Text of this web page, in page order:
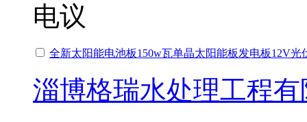
电议
全新太阳能电池板150w瓦单晶太阳能板发电板12V光
淄博格瑞水处理工程